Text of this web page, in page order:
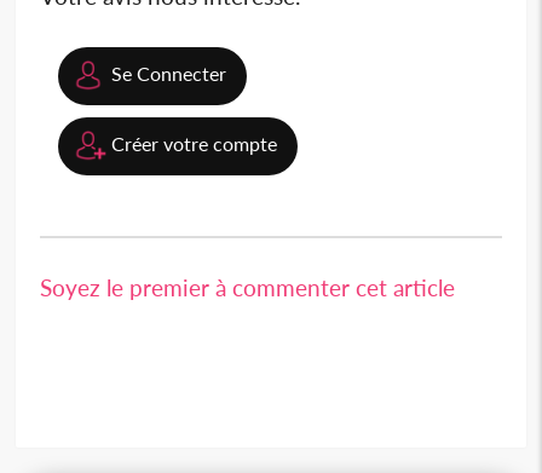
Se Connecter
Créer votre compte
Soyez le premier à commenter cet article